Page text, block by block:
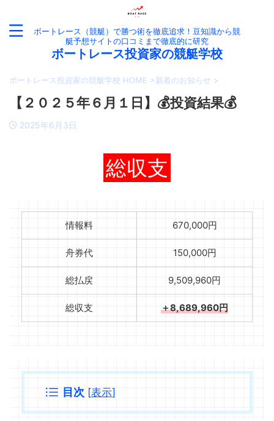
ボートレース（競艇）で勝つ術を徹底追求！豆知識から競
艇予想サイトの口コミまで徹底的に研究
ボートレース投資家の競艇学校
ボートレース投資家の競艇学校 HOME >新着のお知らせ >
【２０２５年６月１日】💰投資結果💰
2025年6月3日
総収支
情報料 670,000円
舟券代 150,000円
総払戻 9,509,960円
総収支 ＋8,689,960円
目次 [表示]